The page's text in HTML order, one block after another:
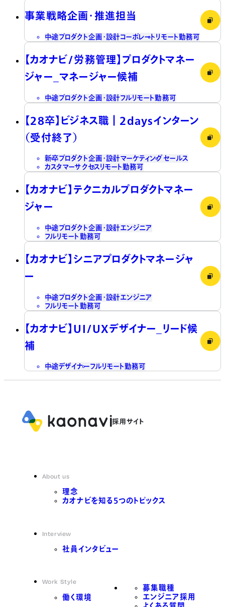
事業戦略企画・推進担当
中途プロダクト企画・設計コーポレート リモート勤務可
【カオナビ/労務管理】プロダクトマネー
ジャー_マネージャー候補
中途プロダクト企画・設計フルリモート勤務可
【28卒】ビジネス職┃2daysインターン
（受付終了）
新卒プロダクト企画・設計マーケティング セールス
カスタマーサクセスリモート勤務可
【カオナビ】テクニカルプロダクトマネー
ジャー
中途プロダクト企画・設計エンジニア
フルリモート勤務可
【カオナビ】シニアプロダクトマネージャ
ー
中途プロダクト企画・設計 エンジニア
フルリモート勤務可
【カオナビ】UI/UXデザイナー_リード候
補
中途デザイナーフルリモート勤務可
About us
理念
カオナビを知る5つのトピックス
Interview
社員インタビュー
Work Style
働く環境
募集職種
エンジニア採用